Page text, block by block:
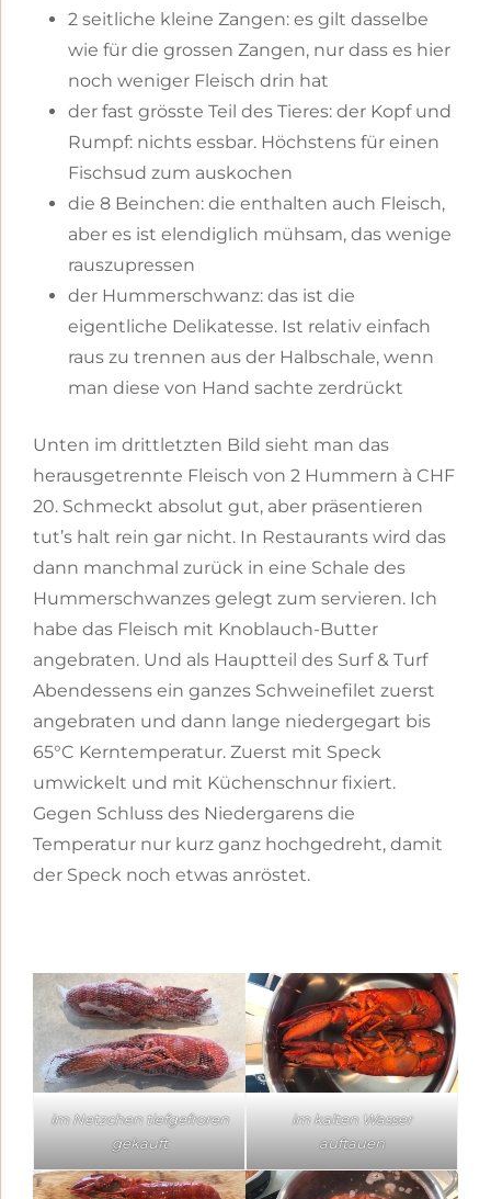
2 seitliche kleine Zangen: es gilt dasselbe
wie für die grossen Zangen, nur dass es hier
noch weniger Fleisch drin hat
der fast grösste Teil des Tieres: der Kopf und
Rumpf: nichts essbar. Höchstens für einen
Fischsud zum auskochen
die 8 Beinchen: die enthalten auch Fleisch,
aber es ist elendiglich mühsam, das wenige
rauszupressen
der Hummerschwanz: das ist die
eigentliche Delikatesse. Ist relativ einfach
raus zu trennen aus der Halbschale, wenn
man diese von Hand sachte zerdrückt
Unten im drittletzten Bild sieht man das
herausgetrennte Fleisch von 2 Hummern à CHF
20. Schmeckt absolut gut, aber präsentieren
tut’s halt rein gar nicht. In Restaurants wird das
dann manchmal zurück in eine Schale des
Hummerschwanzes gelegt zum servieren. Ich
habe das Fleisch mit Knoblauch-Butter
angebraten. Und als Hauptteil des Surf & Turf
Abendessens ein ganzes Schweinefilet zuerst
angebraten und dann lange niedergegart bis
65°C Kerntemperatur. Zuerst mit Speck
umwickelt und mit Küchenschnur fixiert.
Gegen Schluss des Niedergarens die
Temperatur nur kurz ganz hochgedreht, damit
der Speck noch etwas anröstet.
im Netzchen tiefgefroren
gekauft
im kalten Wasser
auftauen